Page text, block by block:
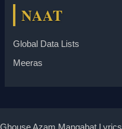
NAAT
Global Data Lists
Meeras